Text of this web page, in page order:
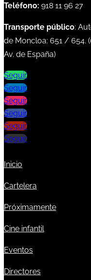
Teléfono: 918 11 96 27
Transporte público:
de Moncloa: 651 / 654. (
Av. de España)
Seguir
Seguir
Seguir
Seguir
Seguir
Seguir
Inicio
Cartelera
Próximamente
Cine infantil
Eventos
Directores